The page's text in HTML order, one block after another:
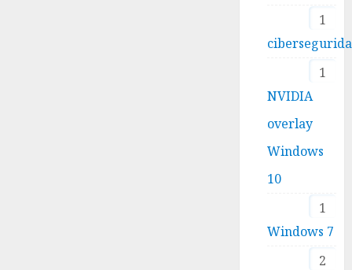
1
1
NVIDIA
overlay
Windows
10
1
Windows 7
2